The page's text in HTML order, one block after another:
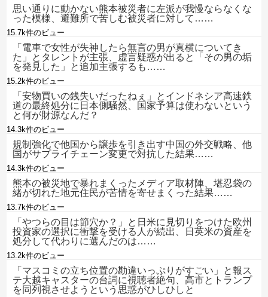
思い通りに動かない熊本被災者に左派が我慢ならなくな
った模様、避難所で苦しむ被災者に対して……
15.7k件のビュー
「電車で女性が失神したら無言の男が真横についてき
た」とタレントが主張、虚言疑惑が出ると「その男の垢
を発見した」と追加主張するも……
15.2k件のビュー
「安物買いの銭失いだったねぇ」とインドネシア高速鉄
道の最終処分に日本側騒然、国家予算は使わないという
と何が財源なんだ？
14.3k件のビュー
規制強化で他国から譲歩を引き出す中国の外交戦略、他
国がサプライチェーン変更で対抗した結果……
14.3k件のビュー
熊本の被災地で暴れまくったメディア取材陣、堪忍袋の
緒が切れた地元住民が苦情を寄せまくった結果……
13.7k件のビュー
「やつらの目は節穴か？」と日米に見切りをつけた欧州
投資家の選択に衝撃を受ける人が続出、日英米の資産を
処分して代わりに選んだのは……
13.2k件のビュー
「マスコミの立ち位置の勘違いっぷりがすごい」と報ス
テ大越キャスターの台詞に視聴者絶句、高市とトランプ
を同列視させようという思惑がひしひしと